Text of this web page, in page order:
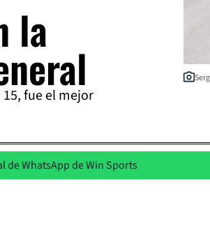
la
fue el mejor
de WhatsApp de Win Sports